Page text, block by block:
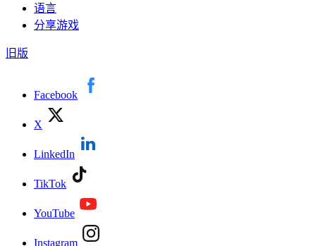
语言
分享游戏
旧版
Facebook
X
LinkedIn
TikTok
YouTube
Instagram